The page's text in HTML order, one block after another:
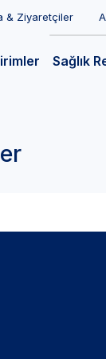
& Ziyaretçiler
Sağlık